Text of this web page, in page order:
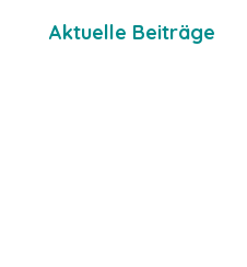
Aktuelle Beiträge